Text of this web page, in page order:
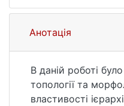
eKNUTSHIR.
66
спиртів та
робота бакалавра
Київ, 2022. 36 с.
66 (дата
Анотація
В даній роботі
топології та
властивості